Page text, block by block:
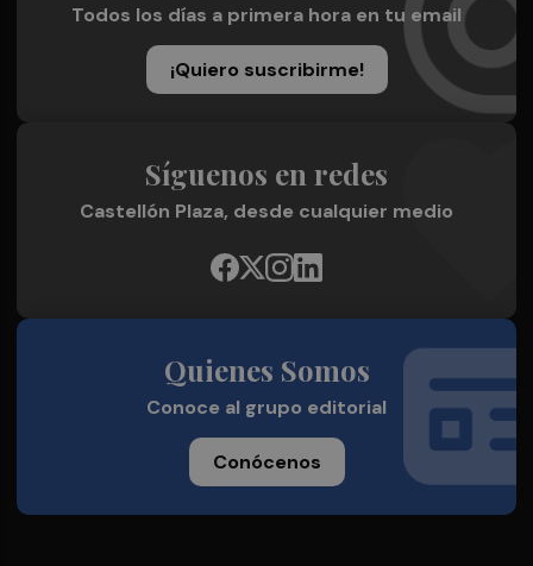
Todos los días a primera hora en tu email
¡Quiero suscribirme!
Síguenos en redes
Castellón Plaza, desde cualquier medio
Quienes Somos
Conoce al grupo editorial
Conócenos